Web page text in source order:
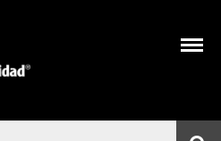
Hábitat para la